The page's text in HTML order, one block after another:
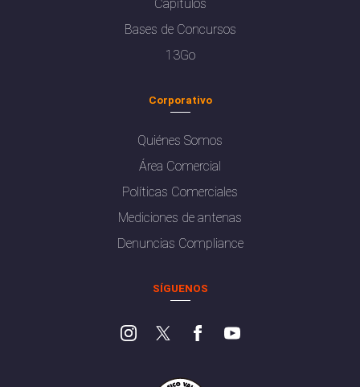
Capítulos
Bases de Concursos
13Go
Corporativo
Quiénes Somos
Área Comercial
Políticas Comerciales
Mediciones de antenas
Denuncias Compliance
SÍGUENOS